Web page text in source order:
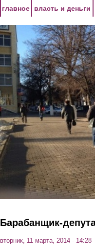
главное власть и деньги
Барабанщик-
вторник, 11 марта, 2014 - 14:28